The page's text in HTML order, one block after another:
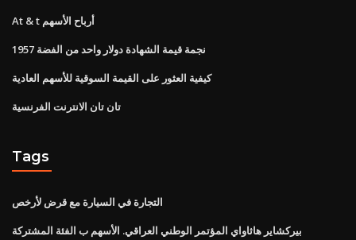
At & t أرباح الأسهم
1957 نجمة قيمة الشهادة دولار واحد من الفضة
كيفية العثور على القيمة السوقية للأسهم العادية
تان تان الانترنت الفرنسية
Tags
التجارة في السيارة مع قرض لأرخص
بيركشاير هاثاواي المؤتمر الوطني العراقي. الأسهم ب الفئة المشتركة